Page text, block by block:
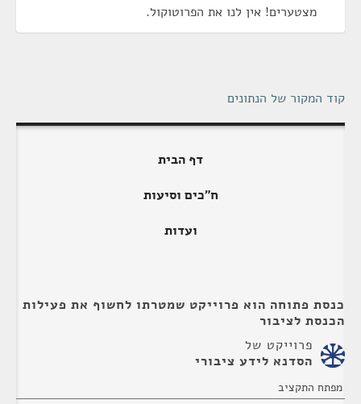
מצטערים! אין לנו את הפרוטוקול.
קוד המקור של הנתונים
דף הבית
ח"כים וסיעות
ועדות
כנסת פתוחה הוא פרוייקט שמטרתו לחשוף את פעילות
הכנסת לציבור
פרוייקט של
הסדנא לידע ציבורי
מפתח התקציב